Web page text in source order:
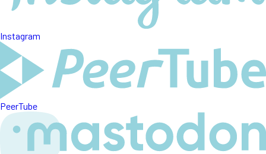
Instagram
PeerTube